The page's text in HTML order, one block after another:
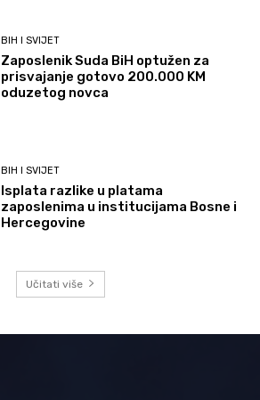
BIH I SVIJET
Zaposlenik Suda BiH optužen za
prisvajanje gotovo 200.000 KM
oduzetog novca
BIH I SVIJET
Isplata razlike u platama
zaposlenima u institucijama Bosne i
Hercegovine
Učitati više